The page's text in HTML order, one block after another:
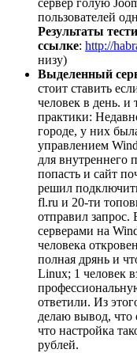
сервер голую
пользователей
Результаты
ссылке: http://
низу)
Выделенный
стоит ставить
человек в день. и
практики:
городе, у них
управлением
для внутреннего
попасть и сайт
решил
fl.ru и 20-ти
отправил запрос.
серверами на
человека
полная дрянь и
Linux; 1 человек
ответили. Из
делаю вывод, что
что настройка
рублей.